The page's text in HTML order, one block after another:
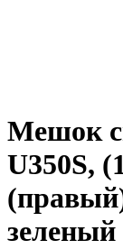
Мешок
U350S,
зеленый